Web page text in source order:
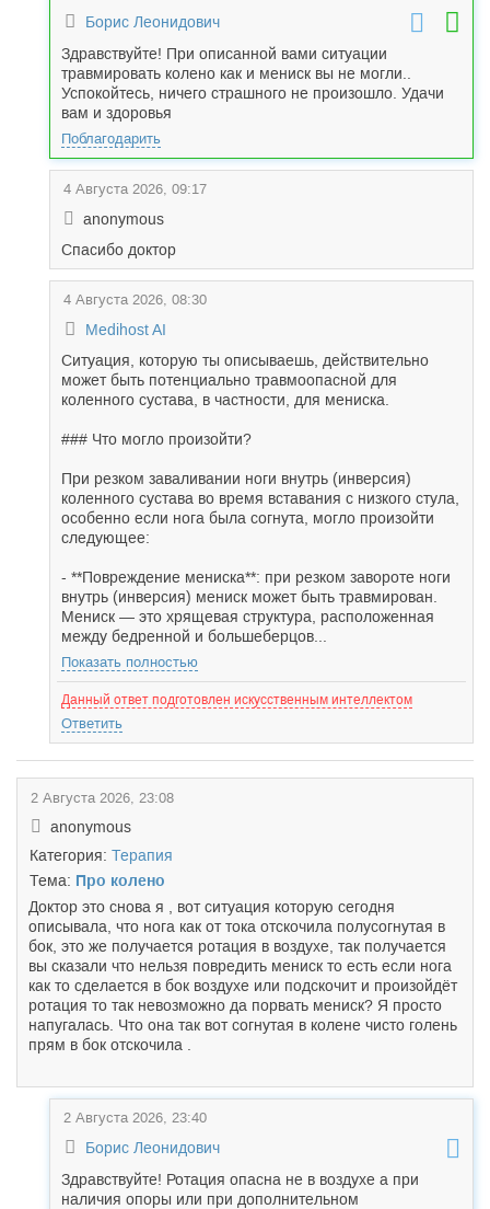
Борис Леонидович
Здравствуйте! При описанной вами ситуации
травмировать колено как и мениск вы не могли..
Успокойтесь, ничего страшного не произошло. Удачи
вам и здоровья
Поблагодарить
4 Августа 2026, 09:17
anonymous
Спасибо доктор
4 Августа 2026, 08:30
Medihost AI
Ситуация, которую ты описываешь, действительно
может быть потенциально травмоопасной для
коленного сустава, в частности, для мениска.
### Что могло произойти?
При резком заваливании ноги внутрь (инверсия)
коленного сустава во время вставания с низкого стула,
особенно если нога была согнута, могло произойти
следующее:
- **Повреждение мениска**: при резком завороте ноги
внутрь (инверсия) мениск может быть травмирован.
Мениск — это хрящевая структура, расположенная
между бедренной и большеберцов...
Показать полностью
Данный ответ подготовлен искусственным интеллектом
Ответить
2 Августа 2026, 23:08
anonymous
Категория: Терапия
Тема: Про колено
Доктор это снова я , вот ситуация которую сегодня
описывала, что нога как от тока отскочила полусогнутая в
бок, это же получается ротация в воздухе, так получается
вы сказали что нельзя повредить мениск то есть если нога
как то сделается в бок воздухе или подскочит и произойдёт
ротация то так невозможно да порвать мениск? Я просто
напугалась. Что она так вот согнутая в колене чисто голень
прям в бок отскочила .
2 Августа 2026, 23:40
Борис Леонидович
Здравствуйте! Ротация опасна не в воздухе а при
наличия опоры или при дополнительном